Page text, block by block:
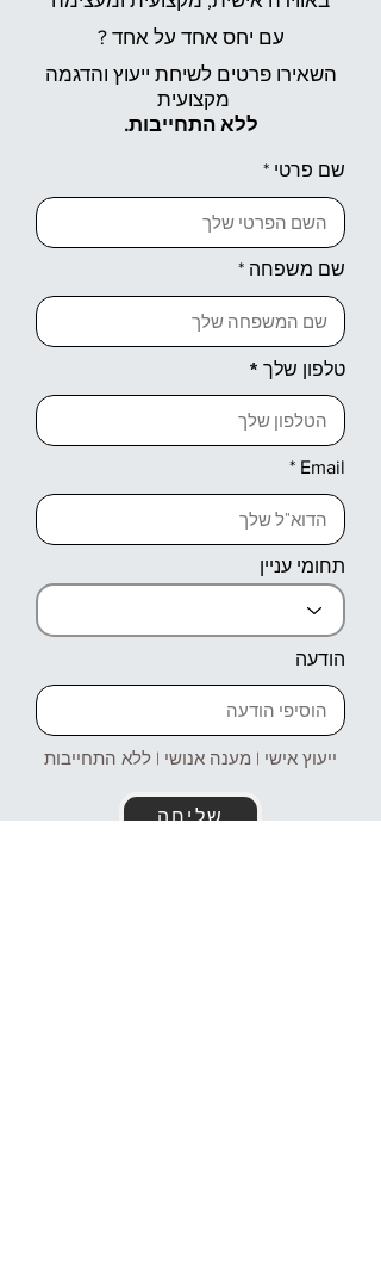
עם יחס אחד על אחד ?
השאירו פרטים לשיחת ייעוץ והדגמה
מקצועית
ללא התחייבות.
שם פרטי
שם משפחה
טלפון שלך
Email
תחומי עניין
הודעה
ייעוץ אישי | מענה אנושי | ללא התחייבות
שליחה